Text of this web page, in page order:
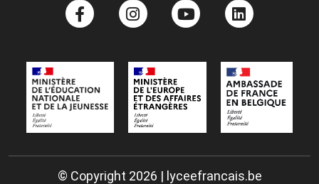
© Copyright 2026 | lyceefrancais.be